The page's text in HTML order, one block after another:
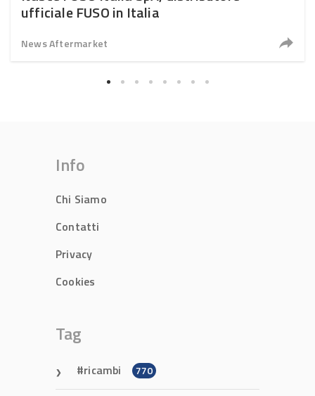
ufficiale FUSO in Italia
News Aftermarket
Info
Chi Siamo
Contatti
Privacy
Cookies
Tag
ricambi 770